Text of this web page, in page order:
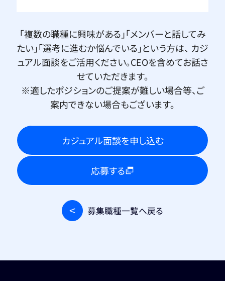
「複数の職種に興味がある」「メンバーと話してみ
たい」「選考に進むか悩んでいる」という方は、 カジ
ュアル面談をご活用ください。CEOを含めてお話さ
せていただきます。
※適したポジションのご提案が難しい場合等、ご
案内できない場合もございます。
カジュアル面談を申し込む
応募する
募集職種一覧へ戻る